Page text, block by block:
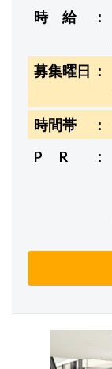
時 給
募集曜日
時間帯
P R